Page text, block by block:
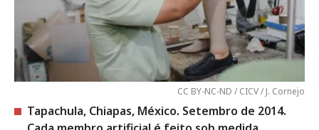
CC BY-NC-ND / CICV / J. Cornejo
Tapachula, Chiapas, México. Setembro de 2014.